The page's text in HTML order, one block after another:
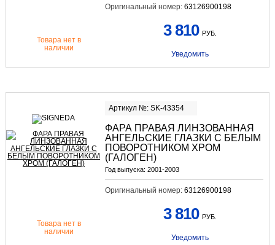
Оригинальный номер: 63126900198
Товара нет в
наличии
3 810 РУБ.
Уведомить
Артикул №: SK-43354
ФАРА ПРАВАЯ ЛИНЗОВАННАЯ
АНГЕЛЬСКИЕ ГЛАЗКИ С БЕЛЫМ
ПОВОРОТНИКОМ ХРОМ
(ГАЛОГЕН)
Год выпуска: 2001-2003
Оригинальный номер: 63126900198
Товара нет в
наличии
3 810 РУБ.
Уведомить